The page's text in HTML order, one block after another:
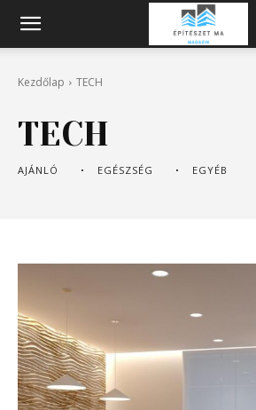
Építeszeti
Kezdőlap TECH
TECH
AJÁNLÓ EGÉSZSÉG EGYÉB